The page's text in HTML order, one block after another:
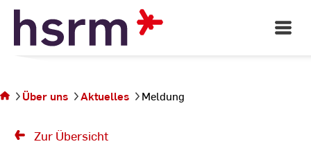
Skip
Content
Open
Main
sich auf
Meldung
Über uns Aktuelles Meldung
Zur Übersicht